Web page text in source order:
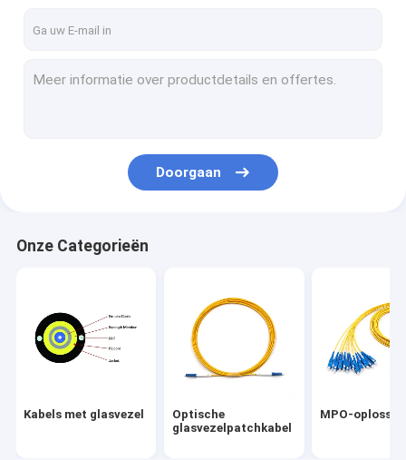
Optische glasvezelpatchkabel
met een vermogen van niet meer dan 10 W
Fibre reinigingsmiddelen
Doorgaan
Onze Categorieën
Kabels met glasvezel
Optische
glasvezelpatchkabel
MPO-